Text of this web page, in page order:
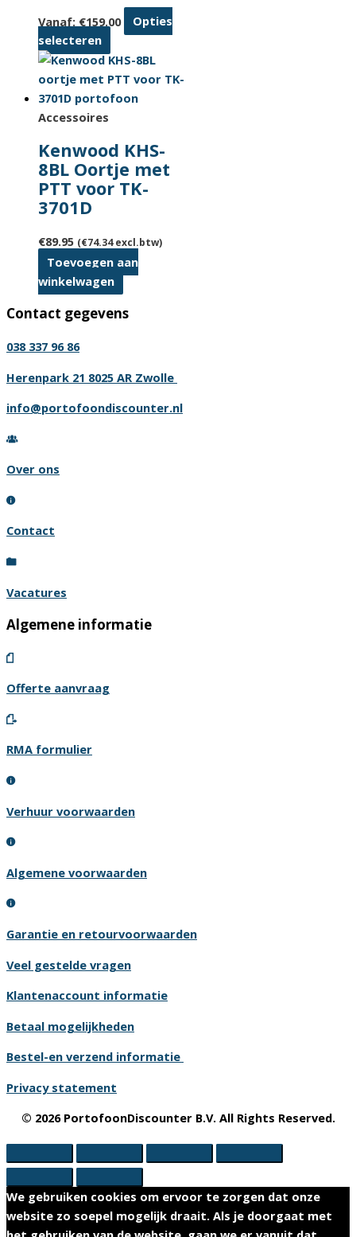
Vanaf: €159.00
Opties
selecteren
Dit
product
heeft
meerdere
optie
kan
gekozen
de
productpagina
Accessoires
Kenwood KHS-
8BL Oortje met
PTT voor TK-
3701D
€89.95 (€74.34excl.btw)
Toevoegen aan
winkelwagen
Contact gegevens
038 337 96 86
Herenpark 21 8025 AR Zwolle
info@portofoondiscounter.nl
Over ons
Contact
Vacatures
Algemene informatie
Offerte aanvraag
RMA formulier
Verhuur voorwaarden
Algemene voorwaarden
Garantie en retourvoorwaarden
Veel gestelde vragen
Klantenaccount informatie
Betaal mogelijkheden
Bestel-en verzend informatie
Privacy statement
© 2026 PortofoonDiscounter B.V. All Rights Reserved.
We gebruiken cookies om ervoor te zorgen dat onze
website zo soepel mogelijk draait. Als je doorgaat met